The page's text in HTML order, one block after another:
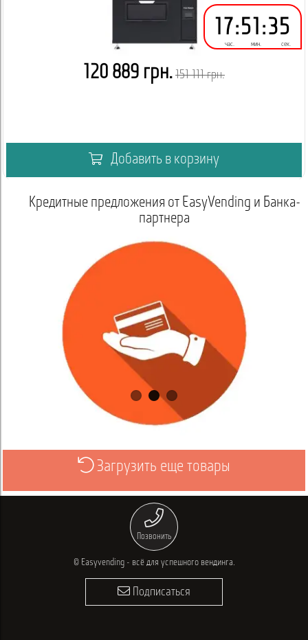
17
час.
:51
мин.
:34
сек.
120 889 грн. 151 111 грн.
Добавить в корзину
от EasyVending и Банка-
Выбрать
Загрузить еще товары
Позвонить
© Easyvending - всё для успешного вендинга.
Подписаться